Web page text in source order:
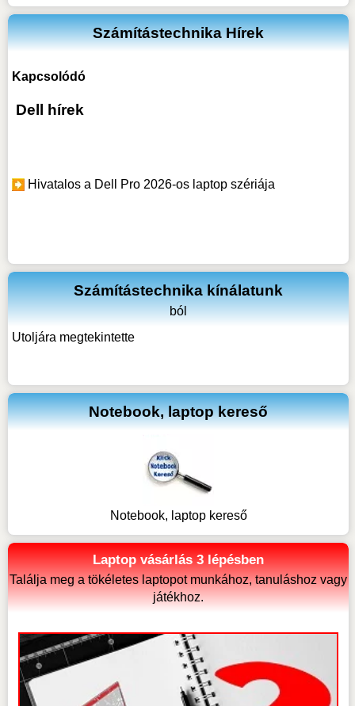
Számítástechnika Hírek
Kapcsolódó
Dell hírek
Hivatalos a Dell Pro 2026-os laptop szériája
Számítástechnika kínálatunk
ból
Utoljára megtekintette
Notebook, laptop kereső
Notebook, laptop kereső
Laptop vásárlás 3 lépésben
Találja meg a tökéletes laptopot munkához, tanuláshoz vagy
játékhoz.